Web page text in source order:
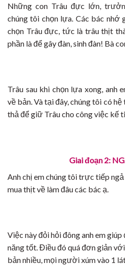
Những con Trâu đực lớn,
chúng tôi chọn lựa. Các bác nhớ
chọn Trâu đực, tức là trâu thịt
phần là để gây đàn, sinh đàn! Bà
Trâu sau khi chọn lựa xong, anh
về bản. Và tại đây, chúng tôi có
thả để giữ Trâu cho công việc kế
Giai đoạn 2:
Anh chị em chúng tôi trực tiếp
mua thịt về làm đâu các bác ạ.
Việc này đỏi hỏi đông anh em
năng tốt. Điều đó quá đơn giản
bản nhiều, mọi người xúm vào 1